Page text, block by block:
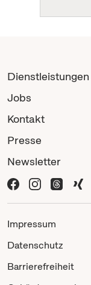
Dienstleistungen
Jobs
Kontakt
Presse
Newsletter
Impressum
Datenschutz
Barrierefreiheit